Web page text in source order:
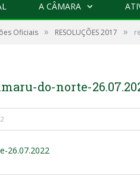
A CÂMARA
Oficiais » RESOLUÇÕES 2017 »
do-norte-
26.07.2022